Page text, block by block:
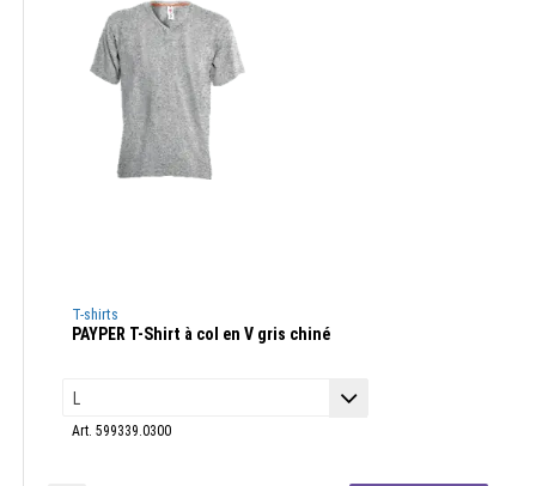
T-shirts
PAYPER T-Shirt à col en V gris chiné
Art. 599339.0300